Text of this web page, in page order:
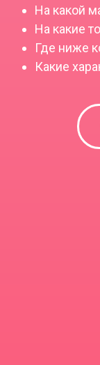
На какой
На какие
Где ниже
Какие